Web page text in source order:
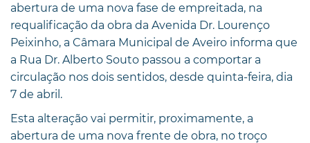
abertura de uma nova fase de empreitada, na
requalificação da obra da Avenida Dr. Lourenço
Peixinho, a Câmara Municipal de Aveiro informa que
a Rua Dr. Alberto Souto passou a comportar a
circulação nos dois sentidos, desde quinta-feira, dia
7 de abril.
Esta alteração vai permitir, proximamente, a
abertura de uma nova frente de obra, no troço